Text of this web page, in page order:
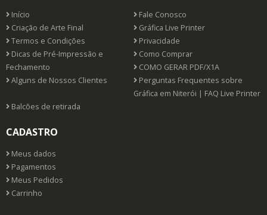
Início
Fale Conosco
Criação de Arte Final
Gráfica Live Printer
Termos e Condições
Privacidade
Dicas de Pré-Impressão e
Fechamento
Como Comprar
COMO GERAR PDF/X1A
Alguns de Nossos Clientes
Perguntas Frequentes sobre
Gráfica em Niterói | FAQ Live Printer
Balcões de retirada
CADASTRO
Meus dados
Pagamentos
Meus Pedidos
Carrinho